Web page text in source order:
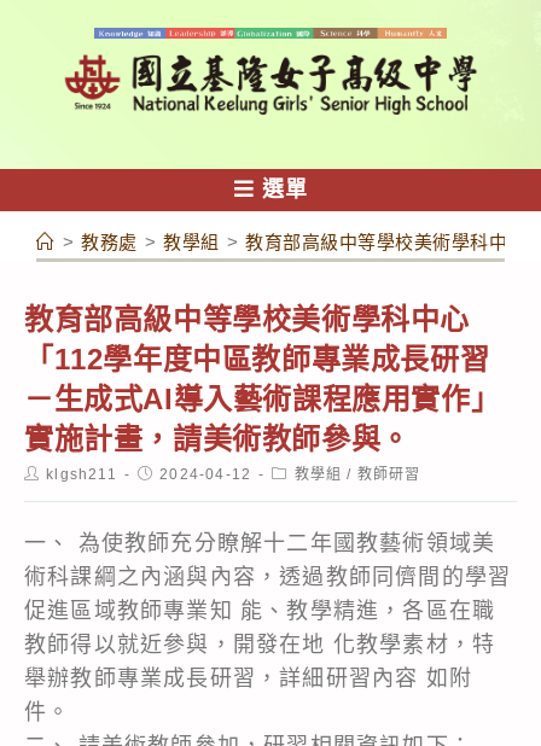
容
選單
> 教務處 > 教學組 > 教育部高級中等學校美術學科中心
教育部高級中等學校美術學科中心
「112學年度中區教師專業成長研習
－生成式AI導入藝術課程應用實作」
實施計畫，請美術教師參與。
Postklgsh211
Post2024-04-12
Post教學組 / 教師研習
一、 為使教師充分瞭解十二年國教藝術領域美
術科課綱之內涵與內容，透過教師同儕間的學習
促進區域教師專業知 能、教學精進，各區在職
教師得以就近參與，開發在地 化教學素材，特
舉辦教師專業成長研習，詳細研習內容 如附
件。